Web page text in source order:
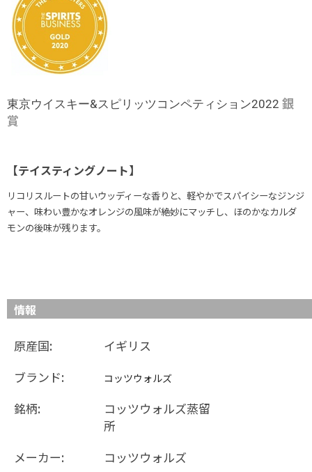
東京ウイスキー&スピリッツコンペティション2022 銀
賞
【テイスティングノート】
リコリスルートの甘いウッディーな香りと、軽やかでスパイシーなジンジ
ャー、味わい豊かなオレンジの風味が絶妙にマッチし、ほのかなカルダ
モンの後味が残ります。
情報
原産国:
イギリス
ブランド:
コッツウォルズ
銘柄:
コッツウォルズ蒸留
所
メーカー:
コッツウォルズ